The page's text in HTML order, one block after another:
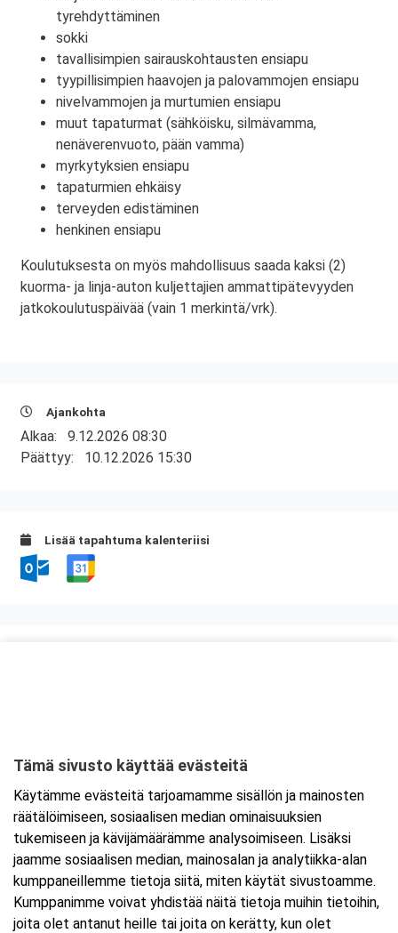
tyrehdyttäminen
sokki
tavallisimpien sairauskohtausten ensiapu
tyypillisimpien haavojen ja palovammojen ensiapu
nivelvammojen ja murtumien ensiapu
muut tapaturmat (sähköisku, silmävamma,
nenäverenvuoto, pään vamma)
myrkytyksien ensiapu
tapaturmien ehkäisy
terveyden edistäminen
henkinen ensiapu
Koulutuksesta on myös mahdollisuus saada kaksi (2)
kuorma- ja linja-auton kuljettajien ammattipätevyyden
jatkokoulutuspäivää (vain 1 merkintä/vrk).
Ajankohta
Alkaa: 9.12.2026 08:30
Päättyy: 10.12.2026 15:30
Lisää tapahtuma kalenteriisi
Tarkempi kartta ja ajo-ohjeet
Tämä sivusto käyttää evästeitä
Käytämme evästeitä tarjoamamme sisällön ja mainosten
räätälöimiseen, sosiaalisen median ominaisuuksien
tukemiseen ja kävijämäärämme analysoimiseen. Lisäksi
jaamme sosiaalisen median, mainosalan ja analytiikka-alan
kumppaneillemme tietoja siitä, miten käytät sivustoamme.
Kumppanimme voivat yhdistää näitä tietoja muihin tietoihin,
joita olet antanut heille tai joita on kerätty, kun olet